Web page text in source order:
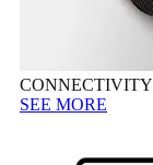
CONNECTIVITY
SEE MORE